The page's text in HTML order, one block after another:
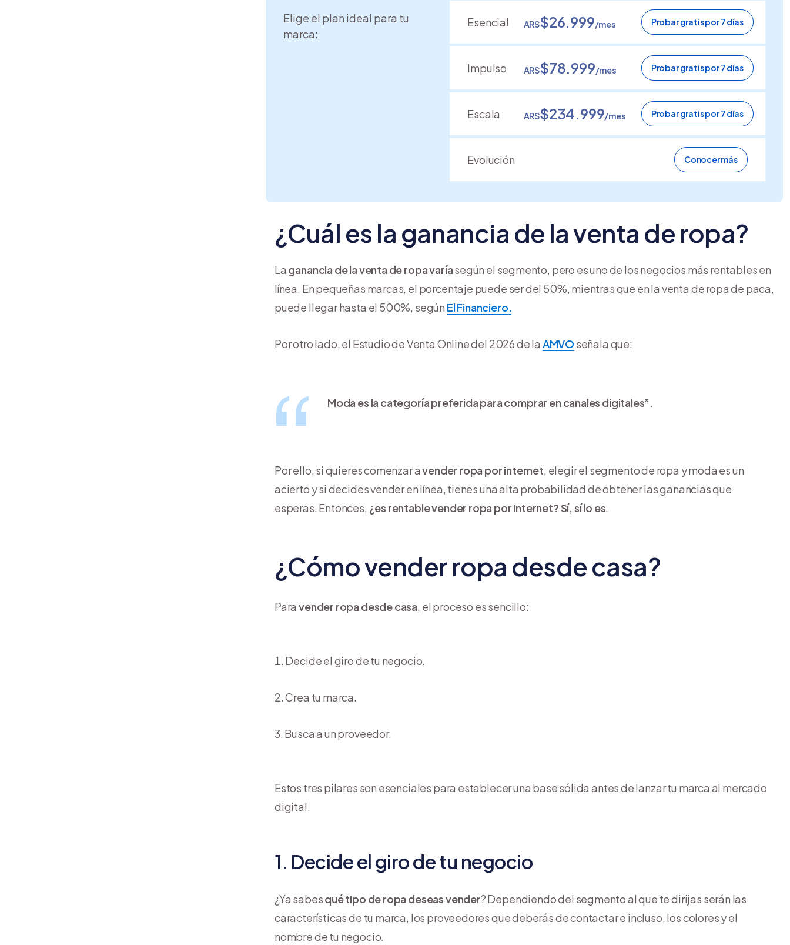
Elige el plan ideal para tu
marca:
Esencial ARS$26.999/mes Probar gratis por 7 días
Impulso ARS$78.999/mes Probar gratis por 7 días
Escala ARS$234.999/mes Probar gratis por 7 días
Evolución Conocer más
¿Cuál es la ganancia de la venta de ropa?
La ganancia de la venta de ropa varíasegún el segmento, pero es uno de los negocios más rentables en
línea. En pequeñas marcas, el porcentaje puede ser del 50%, mientras que en la venta de ropa de paca,
puede llegar hasta el 500%, según El Financiero.
Por otro lado, el Estudio de Venta Online del 2026 de la AMVO señala que:
Moda es la categoría preferida para comprar en canales digitales”.
Por ello, si quieres comenzar avender ropa por internet, elegir el segmento de ropa y moda es un
acierto y si decides vender en línea, tienes una alta probabilidad de obtener las ganancias que
esperas. Entonces, ¿es rentable vender ropa por internet? Sí, sí lo es.
¿Cómo vender ropa desde casa?
Paravender ropa desde casa, el proceso es sencillo:
Decide el giro de tu negocio.
Crea tu marca.
Busca a un proveedor.
Estos tres pilares son esenciales para establecer una base sólida antes de lanzar tu marca al mercado
digital.
1. Decide el giro de tu negocio
¿Ya sabesqué tipo de ropa deseas vender? Dependiendo del segmento al que te dirijas serán las
características de tu marca, los proveedores que deberás de contactar e incluso, los colores y el
nombre de tu negocio.